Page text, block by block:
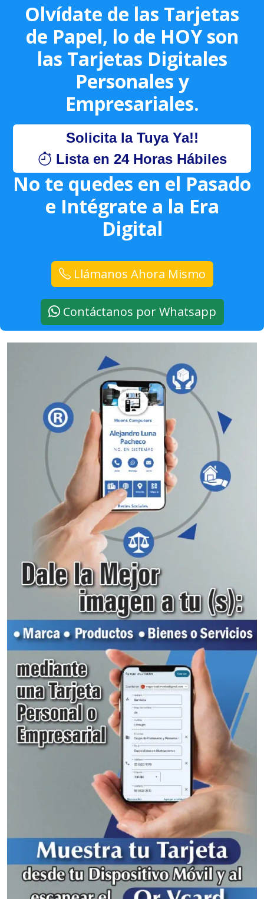
Olvídate de las Tarjetas
de Papel, lo de HOY son
las Tarjetas Digitales
Personales y
Empresariales.
Solicita la Tuya Ya!!
Lista en 24 Horas Hábiles
No te quedes en el Pasado
e Intégrate a la Era
Digital
Llámanos Ahora Mismo
Contáctanos por Whatsapp